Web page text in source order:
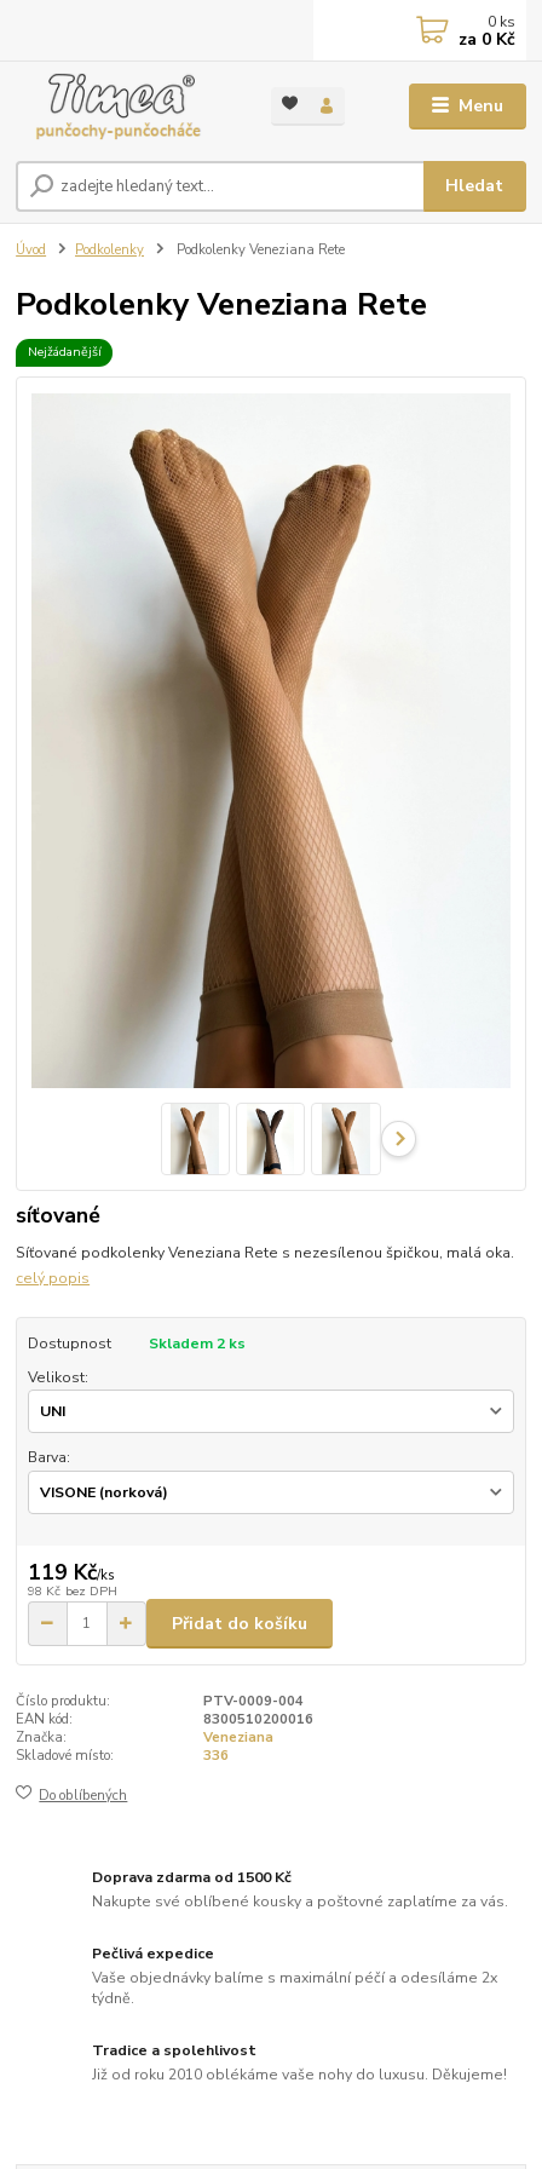
Menu
Hledat
0 ks
za 0 Kč
Úvod Podkolenky Podkolenky Veneziana Rete
Podkolenky Veneziana Rete
Nejžádanější
síťované
Síťované podkolenky Veneziana Rete s nezesílenou špičkou, malá oka.
celý popis
Dostupnost
Skladem 2 ks
Velikost:
Barva:
119 Kč/ks
98 Kč bez DPH
Přidat do košíku
Číslo produktu:
PTV-0009-004
EAN kód:
8300510200016
Značka:
Veneziana
Skladové místo:
336
Do oblíbených
Doprava zdarma od 1500 Kč
Nakupte své oblíbené kousky a poštovné zaplatíme za vás.
Pečlivá expedice
Vaše objednávky balíme s maximální péčí a odesíláme 2x
týdně.
Tradice a spolehlivost
Již od roku 2010 oblékáme vaše nohy do luxusu. Děkujeme!